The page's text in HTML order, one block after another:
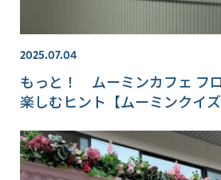
2025.07.04
もっと！ ムーミンカフェ フ
楽しむヒント【ムーミンクイズ